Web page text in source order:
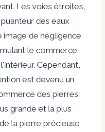
Les voies étroites,
des eaux
image de négligence
le commerce
Cependant,
est devenu un
des pierres
grande et la plus
la pierre précieuse